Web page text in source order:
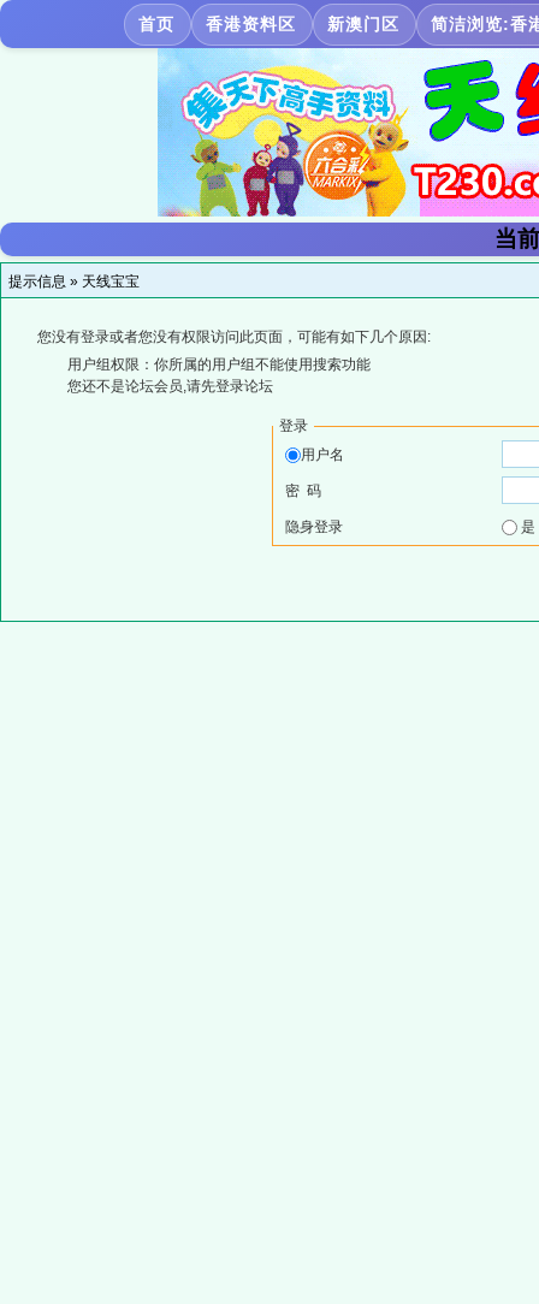
首页 香港资料区 新澳门区 简洁浏览:香
当
提示信息 » 天线宝宝
您没有登录或者您没有权限访问此页面，可能有如下几个原因:
用户组权限：你所属的用户组不能使用搜索功能
您还不是论坛会员,请先登录论坛
登录
用户名
密 码
隐身登录